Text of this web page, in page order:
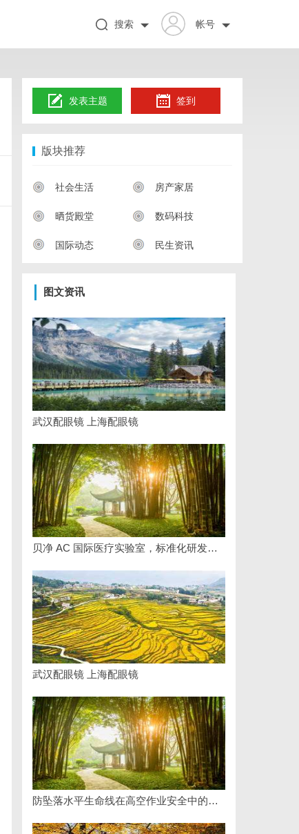
帐号
搜索
发表主题 签到
版块推荐
社会生活 房产家居
晒货殿堂 数码科技
国际动态 民生资讯
图文资讯
武汉配眼镜 上海配眼镜
贝净 AC 国际医疗实验室，标准化研发体系全解析
武汉配眼镜 上海配眼镜
防坠落水平生命线在高空作业安全中的关键作用与应用解析